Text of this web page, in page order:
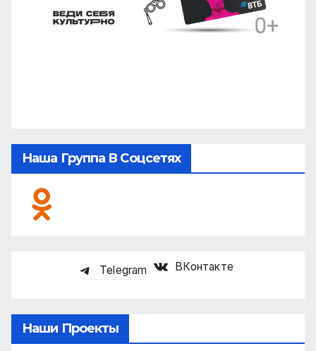
Наша Группа В Соцсетях
Telegram ВКонтакте
Наши Проекты